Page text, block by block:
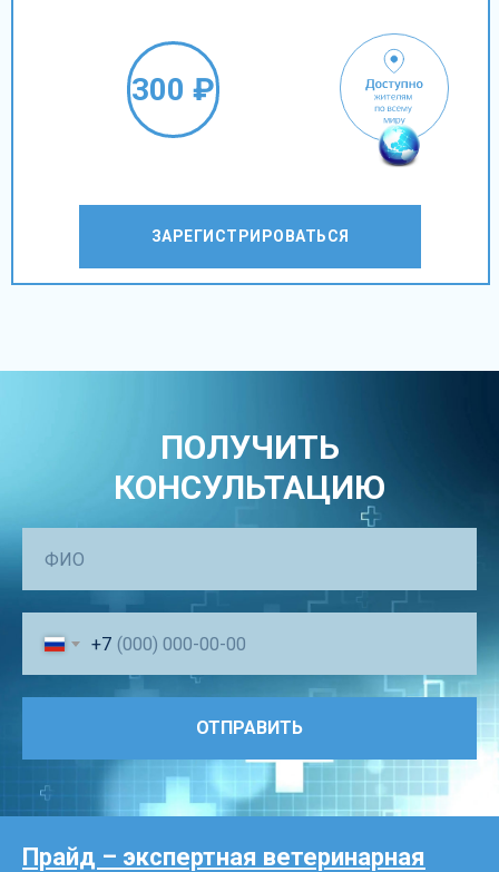
ЗАРЕГИСТРИРОВАТЬСЯ
300 ₽
ПОЛУЧИТЬ
КОНСУЛЬТАЦИЮ
+7
ОТПРАВИТЬ
Прайд – экспертная ветеринарная